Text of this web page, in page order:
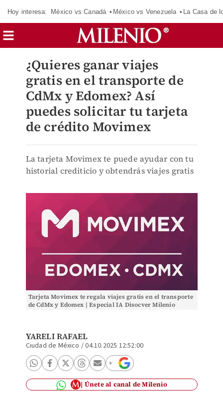
Hoy interesa: México vs Canadá México vs Venezuela La Casa de
¿Quieres ganar viajes
gratis en el transporte de
CdMx y Edomex? Así
puedes solicitar tu tarjeta
de crédito Movimex
La tarjeta Movimex te puede ayudar con tu
historial crediticio y obtendrás viajes gratis
Tarjeta Movimex te regala viajes gratis en el transporte
de CdMx y Edomex | Especial IA Disocver Milenio
YARELI RAFAEL
Ciudad de México /04.10.2025 12:52:00
Únete al canal de Milenio